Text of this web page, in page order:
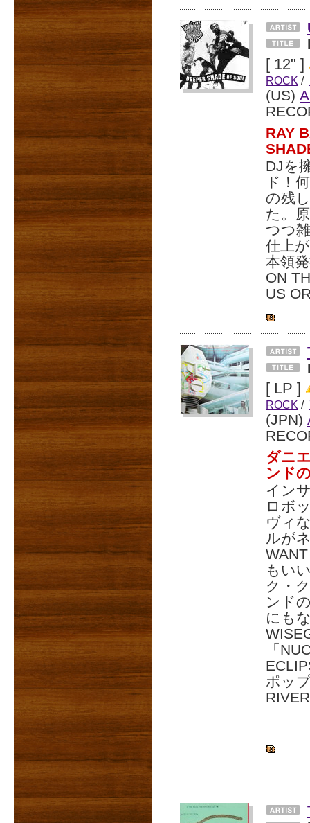
[ 12" ]
ROCK /
(US)
RAY
DJを
ド！
の残
た。
つつ
仕上
本領
ON
US
[ LP ]
ROCK /
(JPN)
ダニ
ンド
イン
ロボ
ヴィ
ルが
もい
ク・
ンド
にも
「
ポッ